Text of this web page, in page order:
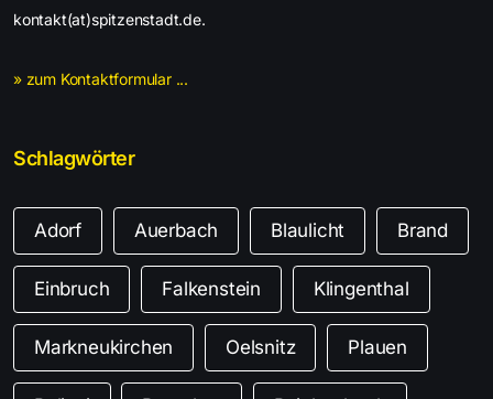
kontakt(at)spitzenstadt.de.
» zum Kontaktformular ...
Schlagwörter
Adorf Auerbach Blaulicht Brand
Einbruch Falkenstein Klingenthal
Markneukirchen Oelsnitz Plauen